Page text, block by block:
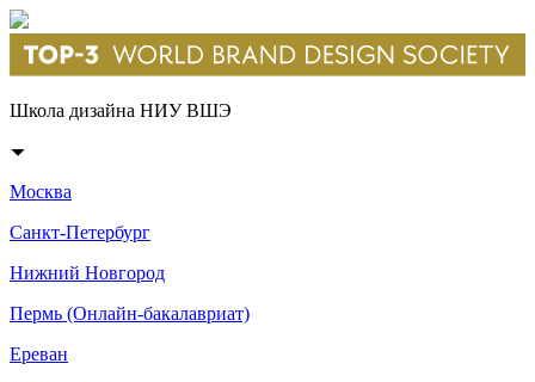
Школа дизайна НИУ ВШЭ
Москва
Санкт-Петербург
Нижний Новгород
Пермь (Онлайн-бакалавриат)
Ереван